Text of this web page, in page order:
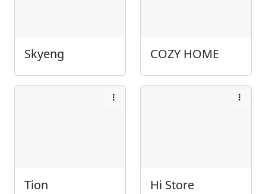
Skyeng COZY HOME
Tion Hi Store